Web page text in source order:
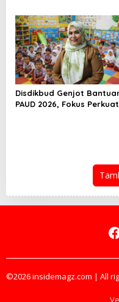
Mendunia
Disdikbud Genjot
PAUD 2026, Fokus Perkuat
©2026 insidemagz.com | All